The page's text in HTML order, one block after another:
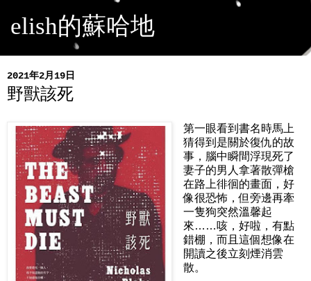
elish的蘇哈地
2021年2月19日
野獸該死
第一眼看到書名時馬上
猜得到是關於復仇的故
事，腦中瞬間浮現死了
妻子的男人拿著散彈槍
在路上徘徊的畫面，好
像很恐怖，但旁邊再牽
一隻狗突然溫馨起
來……咳，好啦，有點
錯棚，而且這個想像在
開讀之後立刻煙消雲
散。